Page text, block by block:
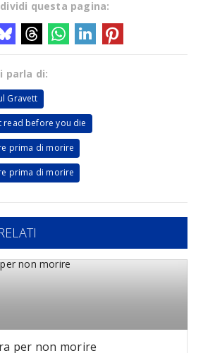
questa pagina:
parla di:
Gravett
read before you die
prima di morire
prima di morire
per non morire